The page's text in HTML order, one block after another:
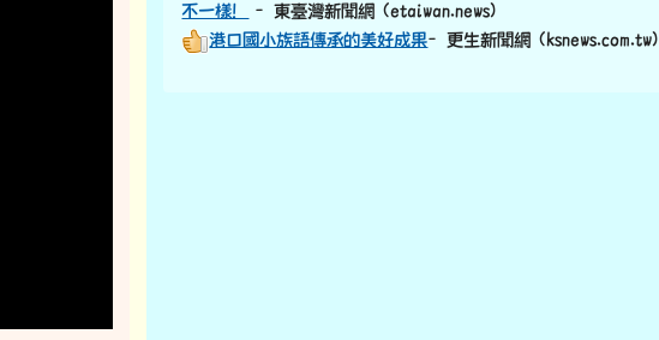
不一樣！
–東臺灣新聞網 (etaiwan.news)
港口國小族語傳承的美好成果–更生新聞網 (ksnews.com.tw)